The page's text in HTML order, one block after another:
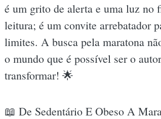
é um grito de alerta e uma luz no
leitura; é um convite arrebatador
limites. A busca pela maratona
o mundo que é possível ser o
transformar! 🌟
📖 De Sedentário E Obeso A